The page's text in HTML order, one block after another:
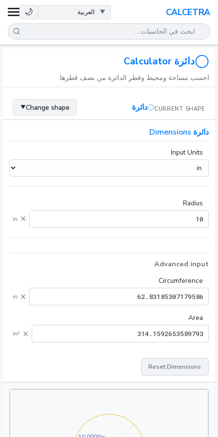
CALCETRA
🌙
الرياضيات
التحويلات
العلم
يومي
أدوات أخرى
دائرة Calculator
احسب مساحة ومحيط وقطر الدائرة من نصف قطرها.
CURRENT SHAPE دائرة Change shape
▼
دائرة Dimensions
Input Units
Radius
×
in
Advanced input
Circumference
×
in
Area
×
in²
Reset Dimensions